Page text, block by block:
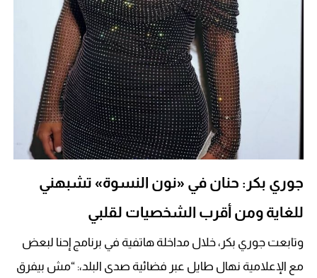
جوري بكر: حنان في «نون النسوة» تشبهني
للغاية ومن أقرب الشخصيات لقلبي
وتابعت جوري بكر، خلال مداخلة هاتفية في برنامج إحنا لبعض
مع الإعلامية نهال طايل عبر فضائية صدى البلد،: “مش بيفرق